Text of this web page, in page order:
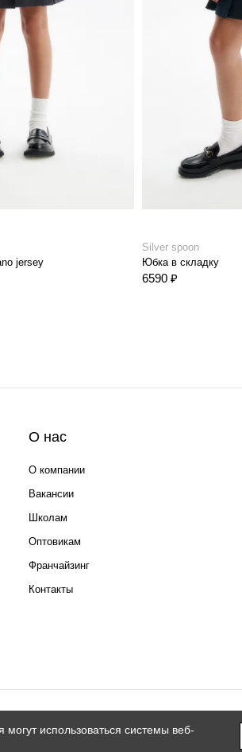
jersey
Silver spoon
Юбка в складку
6590 ₽
О нас
О компании
Вакансии
Школам
Оптовикам
Франчайзинг
Контакты
использоваться системы веб-